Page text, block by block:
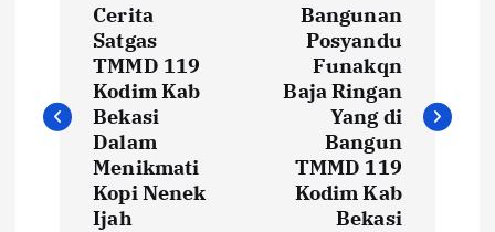
v
Cerita
Satgas
TMMD 119
Kodim Kab
Bekasi
Dalam
Menikmati
Kopi Nenek
Ijah
Bangunan
Posyandu
Funakqn
Baja Ringan
Yang di
Bangun
TMMD 119
Kodim Kab
Bekasi